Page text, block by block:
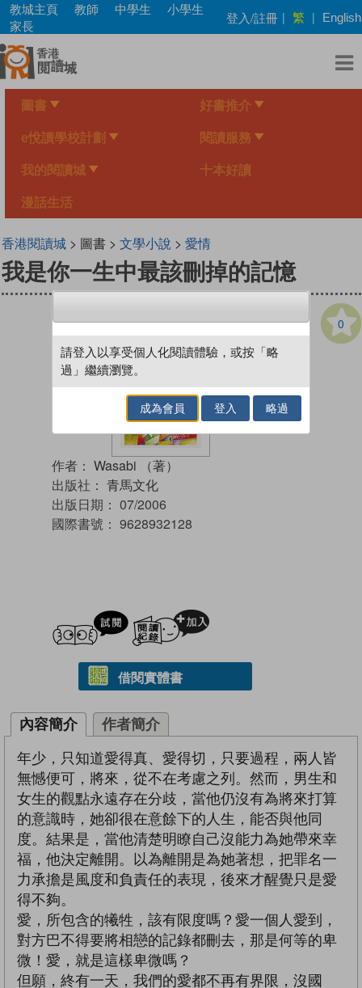
Skip
main
content
教城主頁 教師 中學生
小學生
家長
登入/註冊 | 繁 | English
圖書 好書推介
e悅讀學校計劃 閱讀服務
我的閱讀城 十本好讀
漫話生活
香港閱讀城> 圖書 > 文學小說 > 愛情
我是你一生中最該刪掉的記憶
0
作者： Wasabi （著）
出版社： 青馬文化
出版日期： 07/2006
國際書號： 9628932128
試閲
借閱實體書
內容簡介 作者簡介
年少，只知道愛得真、愛得切，只要過程，兩人皆
無憾便可，將來，從不在考慮之列。然而，男生和
女生的觀點永遠存在分歧，當他仍沒有為將來打算
的意識時，她卻很在意餘下的人生，能否與他同
度。結果是，當他清楚明瞭自己沒能力為她帶來幸
福，他決定離開。以為離開是為她著想，把罪名一
力承擔是風度和負責任的表現，後來才醒覺只是愛
得不夠。
愛，所包含的犧牲，該有限度嗎？愛一個人愛到，
對方巴不得要將相戀的記錄都刪去，那是何等的卑
微！愛，就是這樣卑微嗎？
但願，終有一天，我們的愛都不再有界限，沒國
請登入以享受個人化閱讀體驗，或按「略
過」繼續瀏覽。
成為會員 登入 略過